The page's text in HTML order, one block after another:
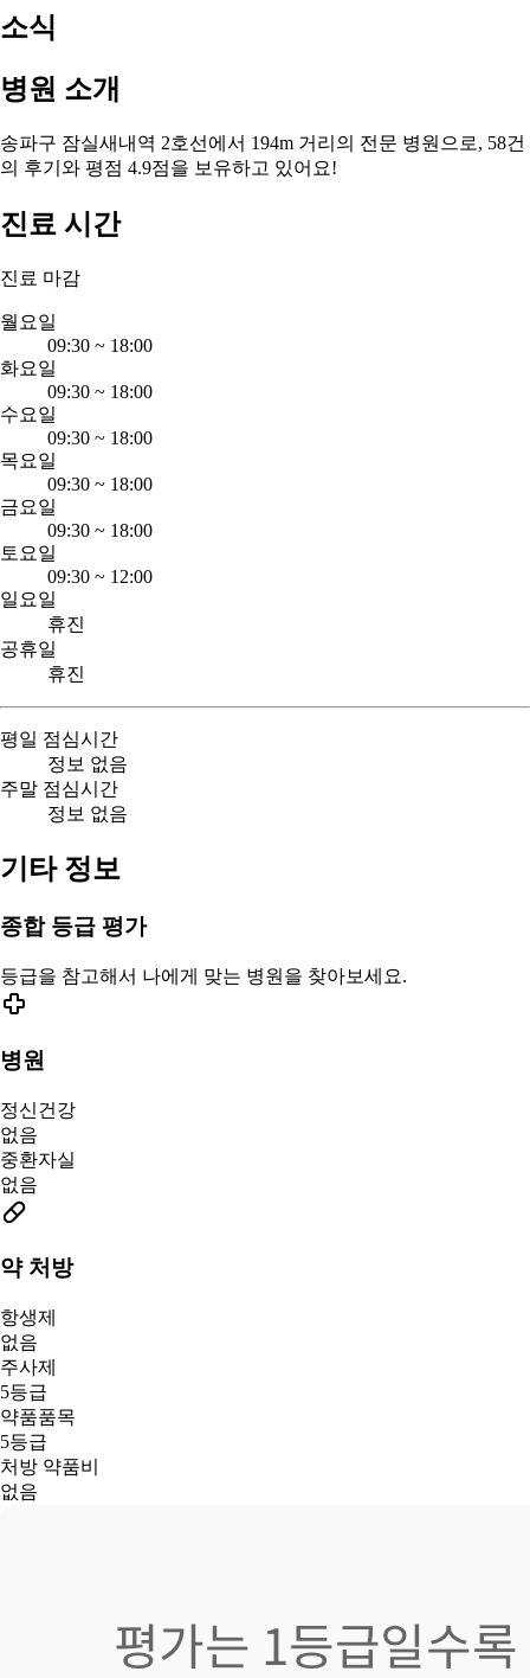
소식
병원 소개
송파구 잠실새내역 2호선에서 194m 거리의 전문 병원으로, 58건
의 후기와 평점 4.9점을 보유하고 있어요!
진료 시간
진료 마감
월요일
09:30 ~ 18:00
화요일
09:30 ~ 18:00
수요일
09:30 ~ 18:00
목요일
09:30 ~ 18:00
금요일
09:30 ~ 18:00
토요일
09:30 ~ 12:00
일요일
휴진
공휴일
휴진
평일 점심시간
정보 없음
주말 점심시간
정보 없음
기타 정보
종합 등급 평가
등급을 참고해서 나에게 맞는 병원을 찾아보세요.
병원
정신건강
없음
중환자실
없음
약 처방
항생제
없음
주사제
5등급
약품품목
5등급
처방 약품비
없음